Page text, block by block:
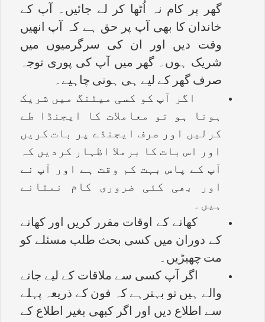
گھر پر کام نہ اُٹھا کر لے جائیں۔ آپ کے
خاندان کا بھی آپ پر حق ہے کہ آپ انھیں
وقت دیں اور ان کی سرگرمیوں میں
شریک ہوں۔ گھر میں آپ کی پوری توجہ
صرف گھر کے لیے ہی ہونی چاہیے۔
اگر آپ کو کسی میٹنگ میں شریک
ہونا ہو تو معاملات کا ایجنڈا طے
کرلیں اور صرف ایجنڈے پر بات کریں
اور اس بات کا برملا اظہار کردیں کہ
آپ کے پاس بہت کم وقت ہے اور آپ نے
اور بھی کئی ضروری کام نمٹانے
ہیں۔
کھانے کے اوقات مقرر کریں اور کھانے
کے دوران میں کسی بحث طلب مسئلے کو
مت چھیڑیں۔
اگر آپ کسی سے ملاقات کے لیے جانے
والے ہیں تو بہترہے کہ فون کے ذریعہ پہلے
سے اطلاع دیں اور اگر کبھی بغیر اطلاع کے